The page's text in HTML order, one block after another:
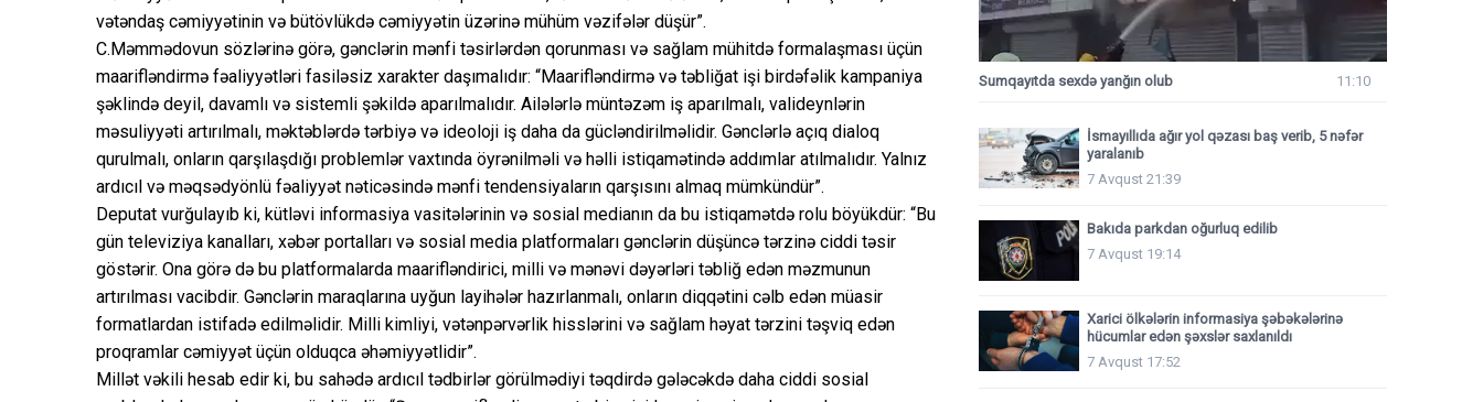
vətəndaş cəmiyyətinin və bütövlükdə cəmiyyətin üzərinə mühüm vəzifələr düşür”.
C.Məmmədovun sözlərinə görə, gənclərin mənfi təsirlərdən qorunması və sağlam mühitdə formalaşması üçün
maarifləndirmə fəaliyyətləri fasiləsiz xarakter daşımalıdır: “Maarifləndirmə və təbliğat işi birdəfəlik kampaniya
şəklində deyil, davamlı və sistemli şəkildə aparılmalıdır. Ailələrlə müntəzəm iş aparılmalı, valideynlərin
məsuliyyəti artırılmalı, məktəblərdə tərbiyə və ideoloji iş daha da gücləndirilməlidir. Gənclərlə açıq dialoq
qurulmalı, onların qarşılaşdığı problemlər vaxtında öyrənilməli və həlli istiqamətində addımlar atılmalıdır. Yalnız
ardıcıl və məqsədyönlü fəaliyyət nəticəsində mənfi tendensiyaların qarşısını almaq mümkündür”.
Deputat vurğulayıb ki, kütləvi informasiya vasitələrinin və sosial medianın da bu istiqamətdə rolu böyükdür: “Bu
gün televiziya kanalları, xəbər portalları və sosial media platformaları gənclərin düşüncə tərzinə ciddi təsir
göstərir. Ona görə də bu platformalarda maarifləndirici, milli və mənəvi dəyərləri təbliğ edən məzmunun
artırılması vacibdir. Gənclərin maraqlarına uyğun layihələr hazırlanmalı, onların diqqətini cəlb edən müasir
formatlardan istifadə edilməlidir. Milli kimliyi, vətənpərvərlik hisslərini və sağlam həyat tərzini təşviq edən
proqramlar cəmiyyət üçün olduqca əhəmiyyətlidir”.
Millət vəkili hesab edir ki, bu sahədə ardıcıl tədbirlər görülmədiyi təqdirdə gələcəkdə daha ciddi sosial
Sumqayıtda sexdə yanğın olub 11:10
İsmayıllıda ağır yol qəzası baş verib, 5 nəfər
yaralanıb
7 Avqust 21:39
Bakıda parkdan oğurluq edilib
7 Avqust 19:14
Xarici ölkələrin informasiya şəbəkələrinə
hücumlar edən şəxslər saxlanıldı
7 Avqust 17:52